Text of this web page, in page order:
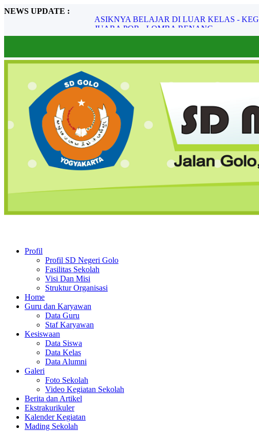
NEWS UPDATE :
JUARA POR - LOMBA RENANG...
Juara Lomba Karate...
Hari Kemerdekaan Republik Indonesia...
5 Benda Yang Kece Dengan Batik...
Sering Ngantuk Saat Belajar? Kenali
DONASI KORBAN GEMPA CIANJUR DAN
LOMBA MEWARNAI TINGKAT TK...
SELAMAT
Profil
Profil SD Negeri Golo
Fasilitas Sekolah
Visi Dan Misi
Struktur Organisasi
Home
Guru dan Karyawan
Data Guru
Staf Karyawan
Kesiswaan
Data Siswa
Data Kelas
Data Alumni
Galeri
Foto Sekolah
Video Kegiatan Sekolah
Berita dan Artikel
Ekstrakurikuler
Kalender Kegiatan
Mading Sekolah